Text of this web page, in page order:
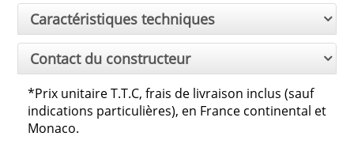
Caractéristiques techniques
Contact du constructeur
*Prix unitaire T.T.C, frais de livraison inclus (sauf
indications particulières), en France continental et
Monaco.